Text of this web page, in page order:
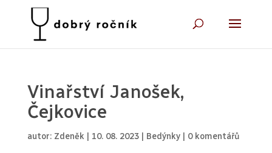
Vinařství Janošek,
Čejkovice
autor: Zdeněk 10. 08. 2023| Bedýnky| 0 komentářů